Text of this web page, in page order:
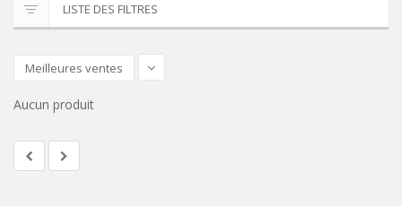
LISTE DES FILTRES
Meilleures ventes
Aucun produit